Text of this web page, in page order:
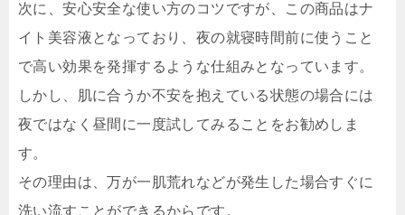
次に、安心安全な使い方のコツですが、この商品はナ
イト美容液となっており、夜の就寝時間前に使うこと
で高い効果を発揮するような仕組みとなっています。
しかし、肌に合うか不安を抱えている状態の場合には
夜ではなく昼間に一度試してみることをお勧めしま
す。
その理由は、万が一肌荒れなどが発生した場合すぐに
洗い流すことができるからです。